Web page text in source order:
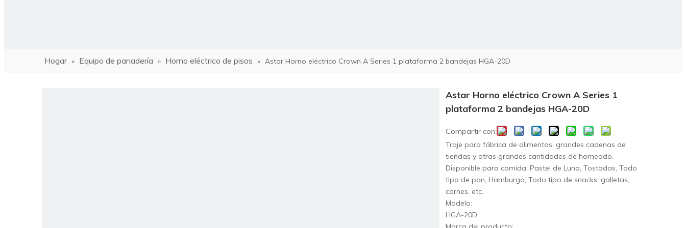
horno combinado
Hogar » Equipo de panadería » Horno eléctrico de pisos » Astar Horno eléctrico Crown A Series 1 plataforma 2 bandejas HGA-20D
Astar Horno eléctrico Crown A Series 1
plataforma 2 bandejas HGA-20D
Compartir con:
Traje para fábrica de alimentos, grandes cadenas de
tiendas y otras grandes cantidades de horneado.
Disponible para comida: Pastel de Luna, Tostadas, Todo
tipo de pan, Hamburgo, Todo tipo de snacks, galletas,
carnes, etc.
Modelo:
HGA-20D